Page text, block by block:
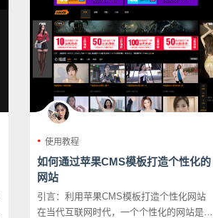
使用教程
如何通过苹果CMS模板打造个性化的
网站
引言：利用苹果CMS模板打造个性化网站
在当代互联网时代，一个个性化的网站是吸